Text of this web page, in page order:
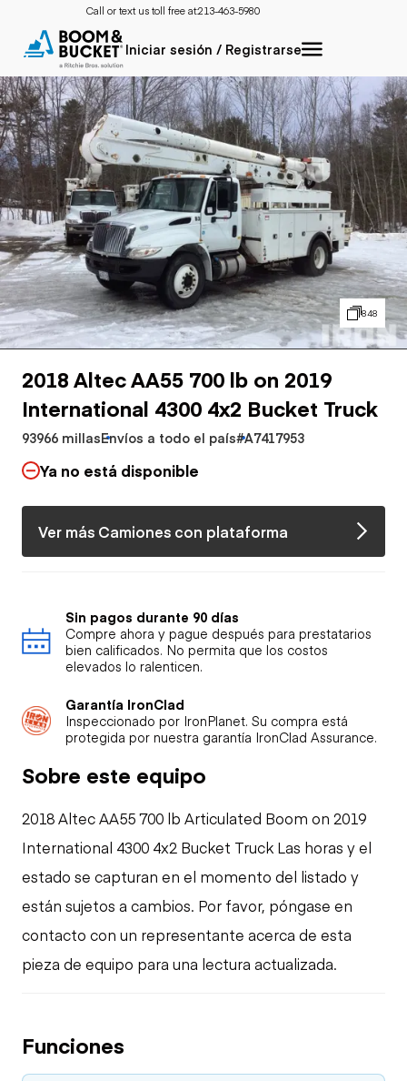
Call or text us toll free at:213-463-5980
Iniciar sesión / Registrarse
848
2018 Altec AA55 700 lb on 2019
International 4300 4x2 Bucket Truck
93966 millasEnvíos a todo el país#A7417953
Ya no está disponible
Ver más Camiones con plataforma
Sin pagos durante 90 días
Compre ahora y pague después para prestatarios
bien calificados. No permita que los costos
elevados lo ralenticen.
Garantía IronClad
Inspeccionado por IronPlanet. Su compra está
protegida por nuestra garantía IronClad Assurance.
Sobre este equipo
2018 Altec AA55 700 lb Articulated Boom on 2019
International 4300 4x2 Bucket Truck Las horas y el
estado se capturan en el momento del listado y
están sujetos a cambios. Por favor, póngase en
contacto con un representante acerca de esta
pieza de equipo para una lectura actualizada.
Funciones